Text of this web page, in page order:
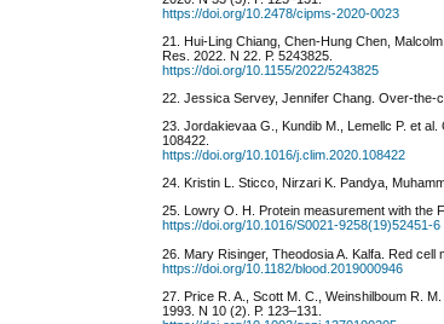
https://doi.org/10.2478/cipms-2020-0023
21. Hui-Ling Chiang, Chen-Hung Chen,
Res. 2022. N 22. Р. 5243825.
https://doi.org/10.1155/2022/5243825
22. Jessica Servey, Jennifer Chang. Over-the-
23. Jordakievaa G., Kundib M., Lemellc P. et
108422.
https://doi.org/10.1016/j.clim.2020.108422
24. Kristin L. Sticco, Nirzari K. Pandya,
25. Lowry O. H. Protein measurement with the
https://doi.org/10.1016/S0021-9258(19)52451-6
26. Mary Risinger, Theodosia A. Kalfa. Red
https://doi.org/10.1182/blood.2019000946
27. Price R. A., Scott M. C., Weinshilboum R.
1993. N 10 (2). Р. 123–131.